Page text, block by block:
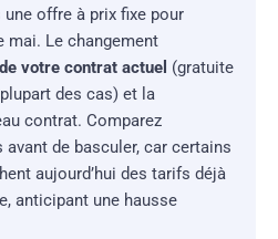
une offre à prix fixe pour
mai. Le changement
votre contrat actuel (gratuite
des cas) et la
contrat. Comparez
de basculer, car certains
aujourd’hui des tarifs déjà
anticipant une hausse